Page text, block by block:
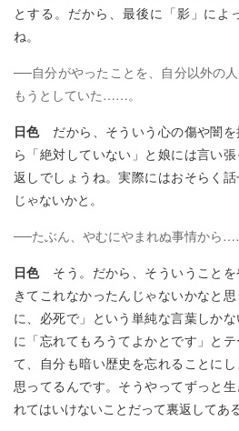
とする。だから、最後に「影」によ
ね。
──自分がやったことを、自分以外の
もうとしていた……。
日色だから、そういう心の傷や闇を
ら「絶対していない」と娘には言い
返しでしょうね。実際にはおそらく
じゃないかと。
──たぶん、やむにやまれぬ事情から
日色そう。だから、そういうことを
きてこれなかったんじゃないかなと
に、必死で」という単純な言葉しか
に「忘れてもろうてよかとです」と
て、自分も暗い歴史を忘れることに
思ってるんです。そうやってずっと
れてはいけないことだって裏返してあ